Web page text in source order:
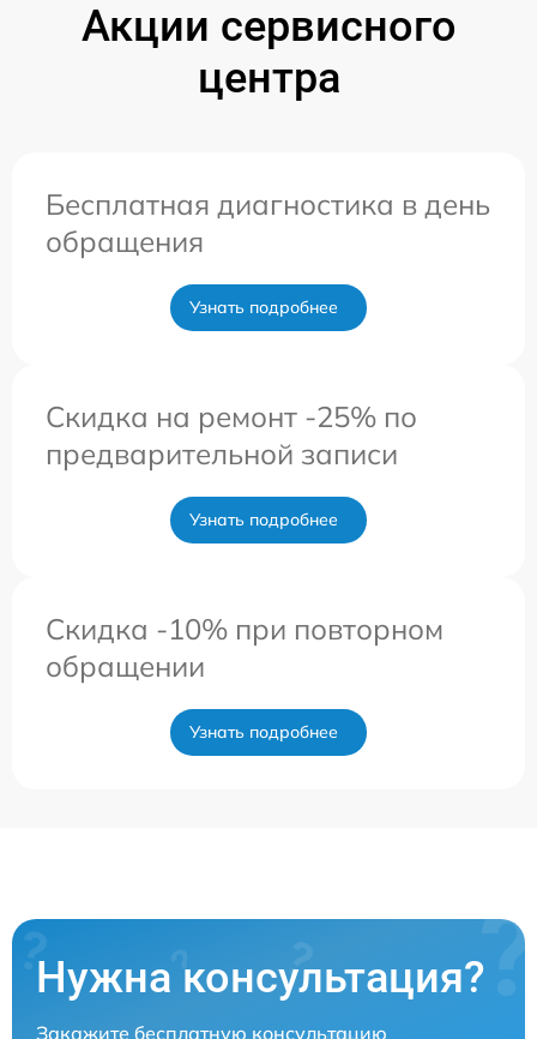
Акции сервисного
центра
Бесплатная диагностика в день
обращения
Узнать подробнее
Скидка на ремонт -25% по
предварительной записи
Узнать подробнее
Скидка -10% при повторном
обращении
Узнать подробнее
Нужна консультация?
Закажите бесплатную консультацию